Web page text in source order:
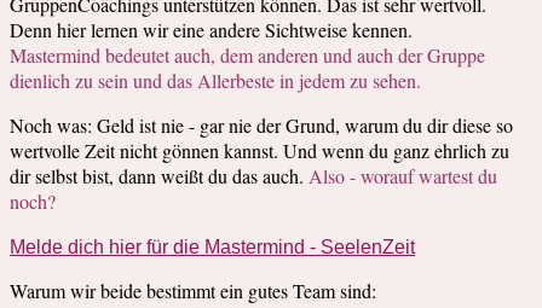
Denn hier lernen wir eine andere Sichtweise kennen.
Mastermind bedeutet auch, dem anderen und auch der Gruppe
dienlich zu sein und das Allerbeste in jedem zu sehen.
Noch was: Geld ist nie - gar nie der Grund, warum du dir diese so
wertvolle Zeit nicht gönnen kannst. Und wenn du ganz ehrlich zu
dir selbst bist, dann weißt du das auch. Also - worauf wartest du
noch?
Melde dich hier für die Mastermind - SeelenZeit
Warum wir beide bestimmt ein gutes Team sind: